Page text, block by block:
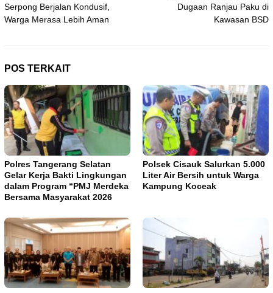
Serpong Berjalan Kondusif,
Warga Merasa Lebih Aman
Dugaan Ranjau Paku di
Kawasan BSD
POS TERKAIT
Polres Tangerang Selatan
Gelar Kerja Bakti Lingkungan
dalam Program “PMJ Merdeka
Bersama Masyarakat 2026
Polsek Cisauk Salurkan 5.000
Liter Air Bersih untuk Warga
Kampung Koceak